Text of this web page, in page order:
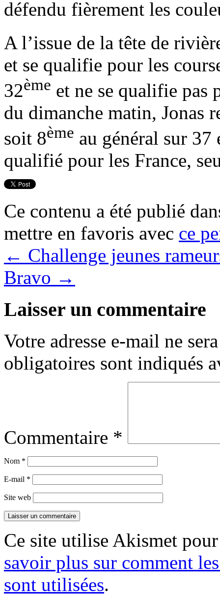
défendu fièrement les
A l’issue de la tête de
et se qualifie pour les
32ème et ne se qualifie pas
du dimanche matin, Jonas
soit 8ème au général sur 37
qualifié pour les France,
Ce contenu a été publié
mettre en favoris avec ce
← Challenge jeunes
Bravo →
Laisser un commentaire
Votre adresse e-mail ne
obligatoires sont indiqués
Commentaire *
Nom *
E-mail *
Site web
Ce site utilise Akismet
savoir plus sur comment
sont utilisées.